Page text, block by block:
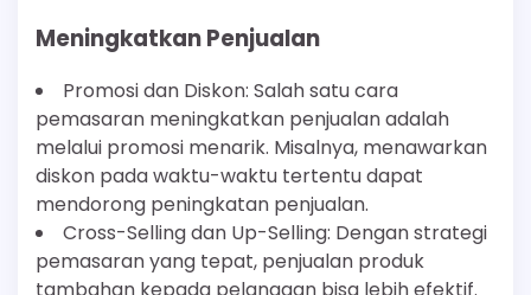
Meningkatkan Penjualan
Promosi dan Diskon: Salah satu cara
pemasaran meningkatkan penjualan adalah
melalui promosi menarik. Misalnya, menawarkan
diskon pada waktu-waktu tertentu dapat
mendorong peningkatan penjualan.
Cross-Selling dan Up-Selling: Dengan strategi
pemasaran yang tepat, penjualan produk